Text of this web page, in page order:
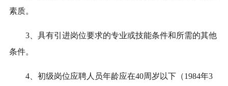
素质。
3、具有引进岗位要求的专业或技能条件和所需的其他
条件。
4、初级岗位应聘人员年龄应在40周岁以下（1984年3